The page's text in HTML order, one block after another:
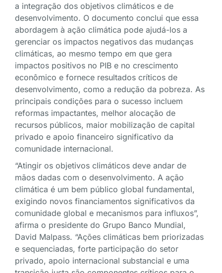
a integração dos objetivos climáticos e de
desenvolvimento. O documento conclui que essa
abordagem à ação climática pode ajudá-los a
gerenciar os impactos negativos das mudanças
climáticas, ao mesmo tempo em que gera
impactos positivos no PIB e no crescimento
econômico e fornece resultados críticos de
desenvolvimento, como a redução da pobreza. As
principais condições para o sucesso incluem
reformas impactantes, melhor alocação de
recursos públicos, maior mobilização de capital
privado e apoio financeiro significativo da
comunidade internacional.
“Atingir os objetivos climáticos deve andar de
mãos dadas com o desenvolvimento. A ação
climática é um bem público global fundamental,
exigindo novos financiamentos significativos da
comunidade global e mecanismos para influxos”,
afirma o presidente do Grupo Banco Mundial,
David Malpass. “Ações climáticas bem priorizadas
e sequenciadas, forte participação do setor
privado, apoio internacional substancial e uma